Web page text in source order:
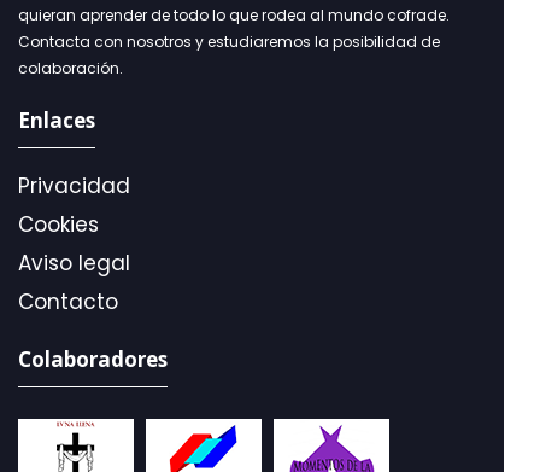
quieran aprender de todo lo que rodea al mundo cofrade.
Contacta con nosotros y estudiaremos la posibilidad de
colaboración.
Enlaces
Privacidad
Cookies
Aviso legal
Contacto
Colaboradores